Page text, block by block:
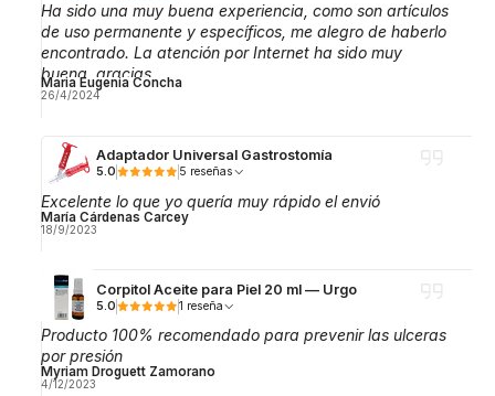
Ha sido una muy buena experiencia, como son artículos
de uso permanente y específicos, me alegro de haberlo
encontrado. La atención por Internet ha sido muy
buena, gracias.
Maria Eugenia Concha
26/4/2024
Adaptador Universal Gastrostomía
5.0 5 reseñas
Excelente lo que yo quería muy rápido el envió
María Cárdenas Carcey
18/9/2023
Corpitol Aceite para Piel 20 ml — Urgo
5.0 1 reseña
Producto 100% recomendado para prevenir las ulceras
por presión
Myriam Droguett Zamorano
4/12/2023